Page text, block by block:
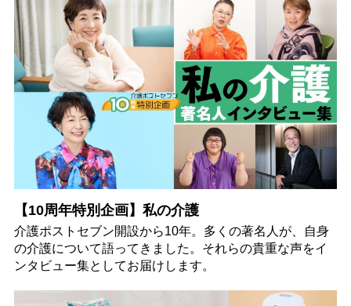
【10周年特別企画】私の介護
介護ポストセブン開設から10年。多くの著名人が、自身
の介護について語ってきました。それらの貴重な声をイ
ンタビュー集としてお届けします。